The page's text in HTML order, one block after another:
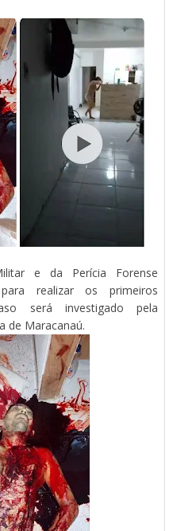
e da Perícia Forense
realizar os primeiros
será investigado pela
de Maracanaú.